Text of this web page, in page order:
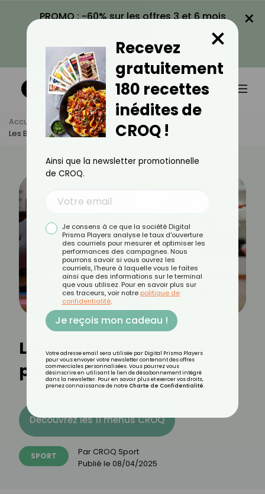
PROMO : -60% sur les offres 3 et 6 mois
VOIR LA PROMO
×
Accueil Actus
Sport
Les Bienfaits De La Side Plank March
Les bienfaits de la side
plank march
Découvrez les 11 menus CROQ
SPORT Par CROQ Sport
Publié le 08/04/2025
Recevez
gratuitement
180 recettes
inédites de
CROQ !
×
Ainsi que la newsletter promotionnelle
de CROQ.
Je consens à ce que la société Digital
Prisma Players analyse le taux d'ouverture
des courriels pour mesurer et optimiser les
performances des campagnes. Nous
pourrons savoir si vous ouvrez les
courriels, l'heure à laquelle vous le faites
ainsi que des informations sur le terminal
que vous utilisez. Pour en savoir plus sur
ces traceurs, voir notre politique de
confidentialité.
Je reçois mon cadeau !
Votre adresse email sera utilisée par Digital Prisma Players
pour vous envoyer votre newsletter contenant des offres
commerciales personnalisées. Vous pourrez vous
désinscrire en utilisant le lien de désabonnement intégré
dans la newsletter. Pour en savoir plus et exercer vos droits,
prenez connaissance de notre Charte de Confidentialité.